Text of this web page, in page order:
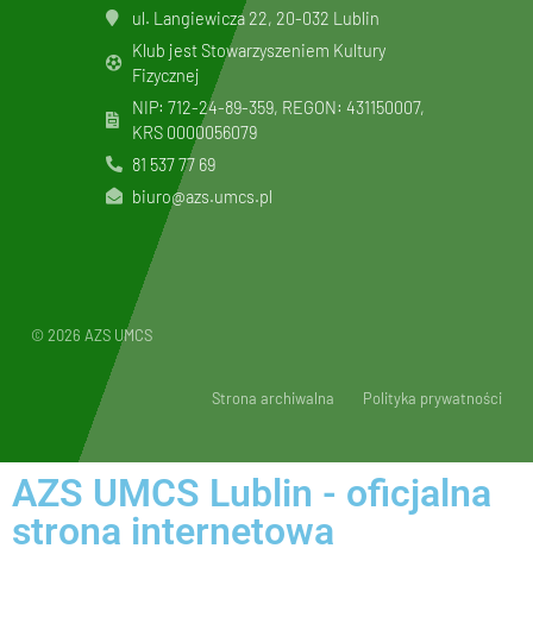
ul. Langiewicza 22, 20-032 Lublin
Klub jest Stowarzyszeniem Kultury
Fizycznej
NIP: 712-24-89-359, REGON: 431150007,
KRS 0000056079
81 537 77 69
biuro@azs.umcs.pl
© 2026 AZS UMCS
Strona archiwalna Polityka prywatności
AZS UMCS Lublin - oficjalna
strona internetowa